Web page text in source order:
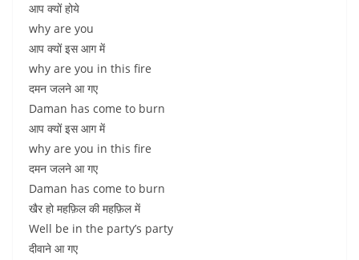
आप क्यों होये
why are you
आप क्यों इस आग में
why are you in this fire
दमन जलने आ गए
Daman has come to burn
आप क्यों इस आग में
why are you in this fire
दमन जलने आ गए
Daman has come to burn
खैर हो महफ़िल की महफ़िल में
Well be in the party’s party
दीवाने आ गए